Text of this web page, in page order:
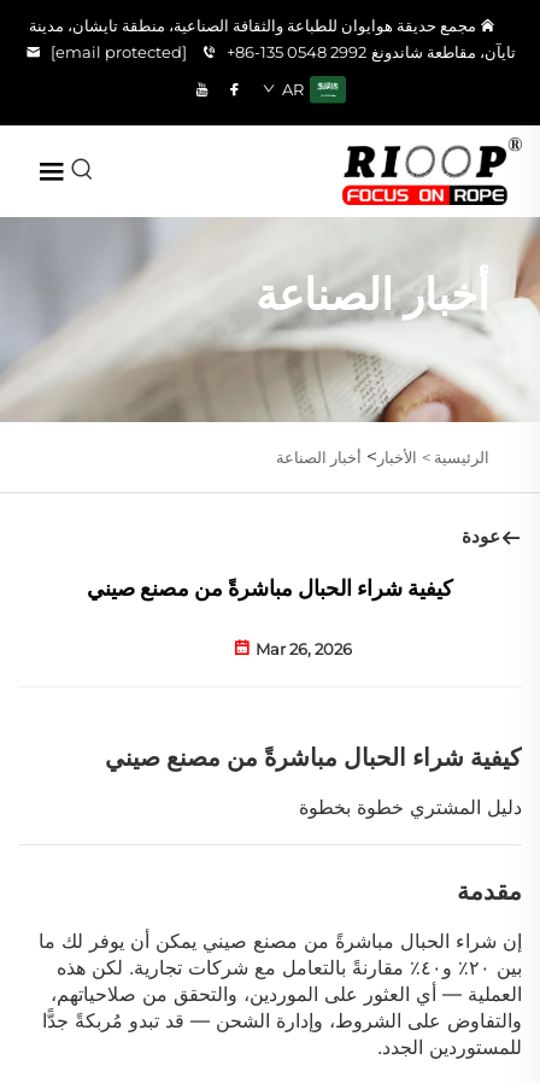
مجمع حديقة هوايوان للطباعة والثقافة الصناعية، منطقة تايشان، مدينة
تايآن، مقاطعة شاندونغ +86-135 0548 2992
[email protected]
AR
أخبار الصناعة
الرئيسية > الأخبار > أخبار الصناعة
عودة
كيفية شراء الحبال مباشرةً من مصنع صيني
Mar 26, 2026
كيفية شراء الحبال مباشرةً من مصنع صيني
دليل المشتري خطوة بخطوة
مقدمة
إن شراء الحبال مباشرةً من مصنع صيني يمكن أن يوفر لك ما
بين ٢٠٪ و٤٠٪ مقارنةً بالتعامل مع شركات تجارية. لكن هذه
العملية — أي العثور على الموردين، والتحقق من صلاحياتهم،
والتفاوض على الشروط، وإدارة الشحن — قد تبدو مُربكةً جدًّا
للمستوردين الجدد.